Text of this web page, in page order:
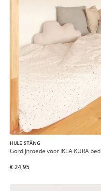
HULE STÅNG
Gordijnroede voor IKEA KURA bed
€ 24,95